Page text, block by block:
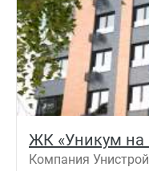
ЖК «Уникум на
Компания Унистрой